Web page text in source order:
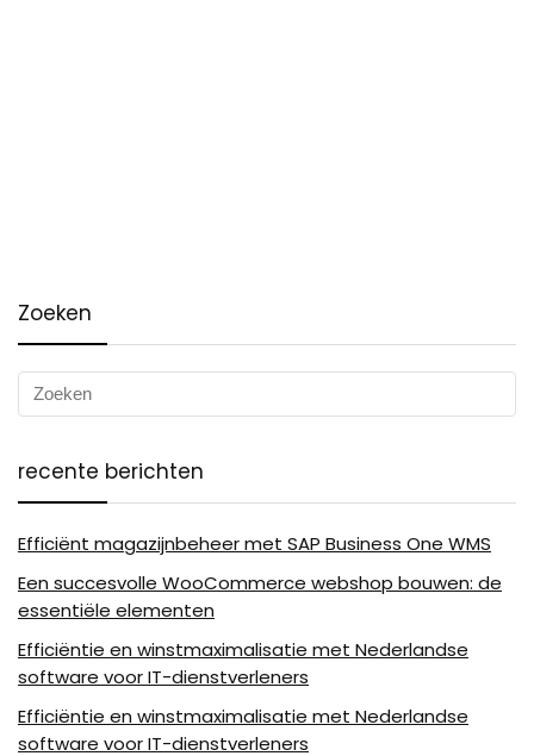
Zoeken
recente berichten
Efficiënt magazijnbeheer met SAP Business One WMS
Een succesvolle WooCommerce webshop bouwen: de
essentiële elementen
Efficiëntie en winstmaximalisatie met Nederlandse
software voor IT-dienstverleners
Efficiëntie en winstmaximalisatie met Nederlandse
software voor IT-dienstverleners